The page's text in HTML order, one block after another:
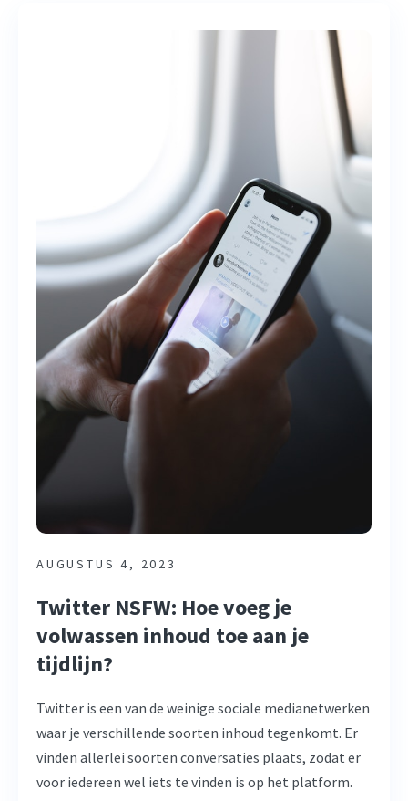
AUGUSTUS 4, 2023
Twitter NSFW: Hoe voeg je
volwassen inhoud toe aan je
tijdlijn?
Twitter is een van de weinige sociale medianetwerken
waar je verschillende soorten inhoud tegenkomt. Er
vinden allerlei soorten conversaties plaats, zodat er
voor iedereen wel iets te vinden is op het platform.